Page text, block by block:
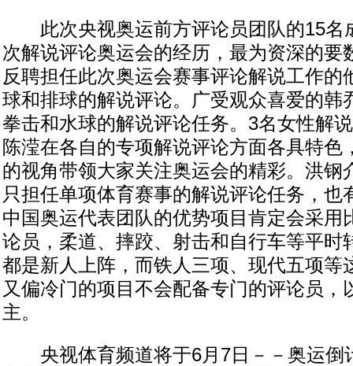
此次央视奥运前方评论员团队的15名
次解说评论奥运会的经历，最为资深的要
反聘担任此次奥运会赛事评论解说工作的
球和排球的解说评论。广受观众喜爱的韩
拳击和水球的解说评论任务。3名女性解
陈滢在各自的专项解说评论方面各具特色
的视角带领大家关注奥运会的精彩。洪钢
只担任单项体育赛事的解说评论任务，也
中国奥运代表团队的优势项目肯定会采用
论员，柔道、摔跤、射击和自行车等平时
都是新人上阵，而铁人三项、现代五项等
又偏冷门的项目不会配备专门的评论员，
主。
央视体育频道将于6月7日－－奥运倒